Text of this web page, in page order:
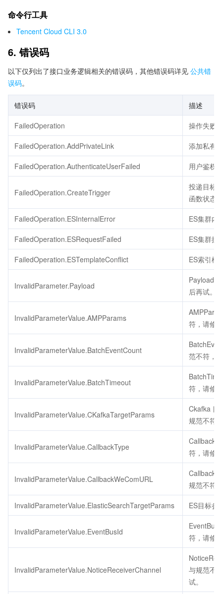
命令行工具
Tencent Cloud CLI 3.0
6. 错误码
以下仅列出了接口业务逻辑相关的错误码，其他错误码详见 公共错
误码。
错误码 描述
FailedOperation 操作失败
FailedOperation.AddPrivateLink 添加私有
FailedOperation.AuthenticateUserFailed 用户鉴权
FailedOperation.CreateTrigger
投递目标
函数状态
FailedOperation.ESInternalError ES集群内
FailedOperation.ESRequestFailed ES集群操
FailedOperation.ESTemplateConflict ES索引模
InvalidParameter.Payload
Payload
后再试。
InvalidParameterValue.AMPParams
符，请修
InvalidParameterValue.BatchEventCount
范不符，
InvalidParameterValue.BatchTimeout
符，请修
InvalidParameterValue.CKafkaTargetParams
Ckafka 目
规范不符
InvalidParameterValue.CallbackType
符，请修
InvalidParameterValue.CallbackWeComURL
规范不符
InvalidParameterValue.ElasticSearchTargetParams ES目标参
InvalidParameterValue.EventBusId
符，请修
InvalidParameterValue.NoticeReceiverChannel
与规范不
试。